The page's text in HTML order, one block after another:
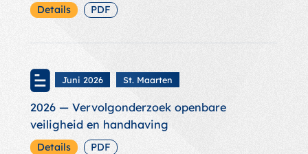
Details PDF
Juni 2026 St. Maarten
2026 — Vervolgonderzoek openbare
veiligheid en handhaving
Details PDF